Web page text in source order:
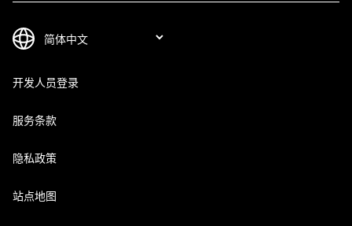
开发人员登录
服务条款
隐私政策
站点地图